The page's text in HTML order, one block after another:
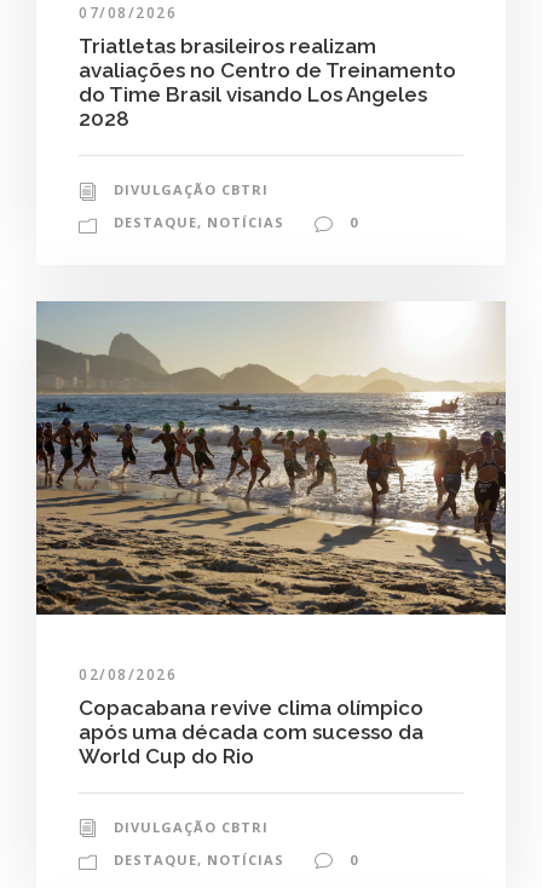
07/08/2026
Triatletas brasileiros realizam
avaliações no Centro de Treinamento
do Time Brasil visando Los Angeles
2028
DIVULGAÇÃO CBTRI
DESTAQUE, NOTÍCIAS 0
02/08/2026
Copacabana revive clima olímpico
após uma década com sucesso da
World Cup do Rio
DIVULGAÇÃO CBTRI
DESTAQUE, NOTÍCIAS 0